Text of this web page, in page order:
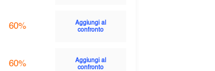
60%
Aggiungi al
confronto
60%
Aggiungi al
confronto